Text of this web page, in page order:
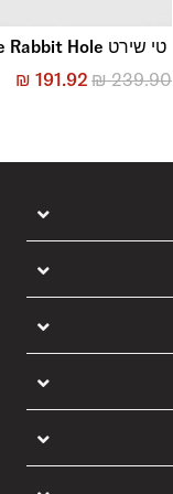
טי שירט Premium Down The Rabbit Hole
₪239.90
₪ 191.92